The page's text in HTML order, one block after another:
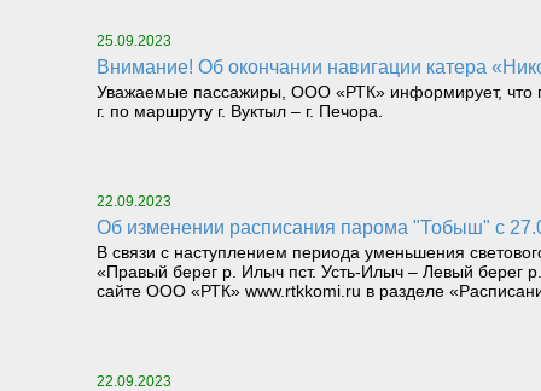
25.09.2023
Внимание! Об окончании навигации катера
Уважаемые пассажиры, ООО «РТК» информирует, что
г. по маршруту г. Вуктыл – г. Печора.
22.09.2023
Об изменении расписания парома "Тобыш" с
В связи с наступлением периода уменьшения
«Правый берег р. Илыч пст. Усть-Илыч – Левый берег
сайте ООО «РТК» www.rtkkomi.ru в разделе
22.09.2023